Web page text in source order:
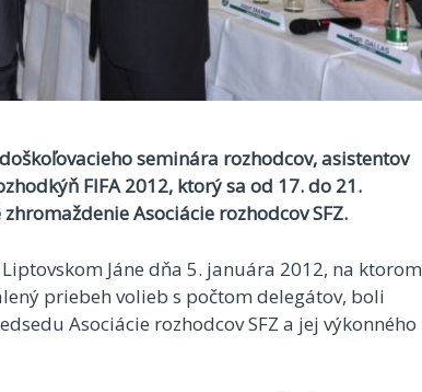
seminára rozhodcov, asistentov
FIFA 2012, ktorý sa od 17. do 21.
Asociácie rozhodcov SFZ.
Jáne dňa 5. januára 2012, na ktorom
priebeh volieb s počtom delegátov, boli
Asociácie rozhodcov SFZ a jej výkonného